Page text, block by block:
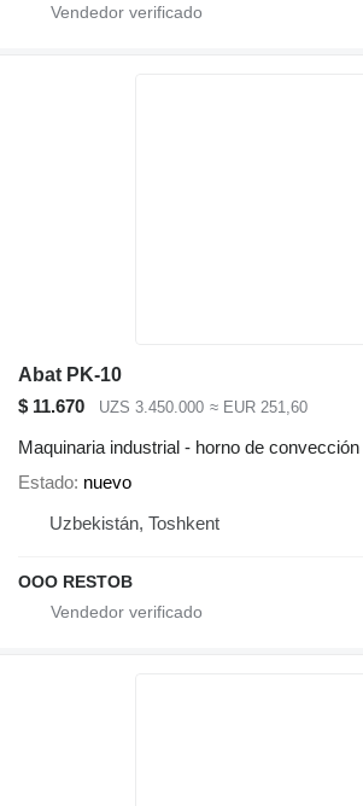
Abat PK-10
$ 11.670
UZS 3.450.000 ≈ EUR 251,60
Maquinaria industrial - horno de
Estado nuevo
Uzbekistán, Toshkent
OOO RESTOB